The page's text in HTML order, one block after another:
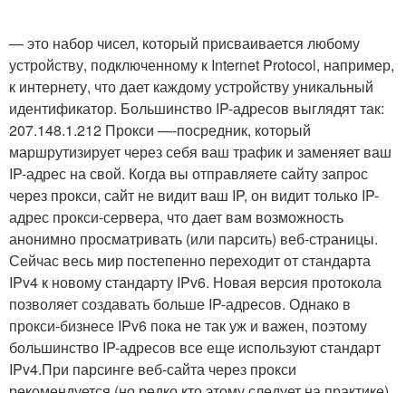
— это набор чисел, который присваивается любому
устройству, подключенному к Internet Protocol, например,
к интернету, что дает каждому устройству уникальный
идентификатор. Большинство IP-адресов выглядят так:
207.148.1.212 Прокси —-посредник, который
маршрутизирует через себя ваш трафик и заменяет ваш
IP-адрес на свой. Когда вы отправляете сайту запрос
через прокси, сайт не видит ваш IP, он видит только IP-
адрес прокси-сервера, что дает вам возможность
анонимно просматривать (или парсить) веб-страницы.
Сейчас весь мир постепенно переходит от стандарта
IPv4 к новому стандарту IPv6. Новая версия протокола
позволяет создавать больше IP-адресов. Однако в
прокси-бизнесе IPv6 пока не так уж и важен, поэтому
большинство IP-адресов все еще используют стандарт
IPv4.При парсинге веб-сайта через прокси